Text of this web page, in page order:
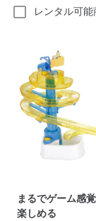
レンタル可
まるでゲーム感
楽しめる